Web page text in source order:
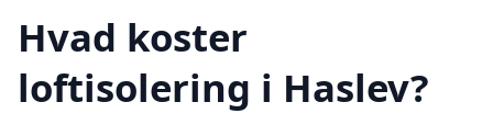
Hvad koster
loftisolering i Haslev?